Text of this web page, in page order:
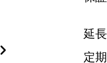
延
定